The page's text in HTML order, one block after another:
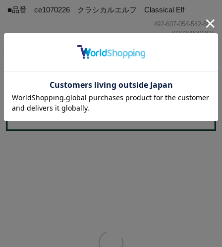
■品番 ce1070226 クラシカルエルフ Classical Elf
492-607-054-542-607
[02328900182]